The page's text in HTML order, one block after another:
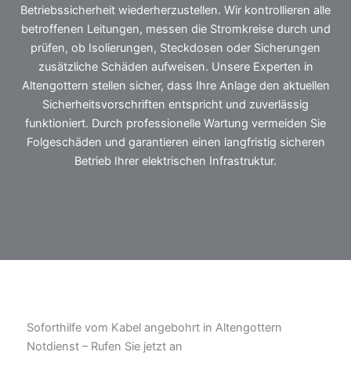
Betriebssicherheit wiederherzustellen. Wir kontrollieren alle
betroffenen Leitungen, messen die Stromkreise durch und
prüfen, ob Isolierungen, Steckdosen oder Sicherungen
zusätzliche Schäden aufweisen. Unsere Experten in
Altengottern stellen sicher, dass Ihre Anlage den aktuellen
Sicherheitsvorschriften entspricht und zuverlässig
funktioniert. Durch professionelle Wartung vermeiden Sie
Folgeschäden und garantieren einen langfristig sicheren
Betrieb Ihrer elektrischen Infrastruktur.
Soforthilfe vom Kabel angebohrt in Altengottern
Notdienst – Rufen Sie jetzt an